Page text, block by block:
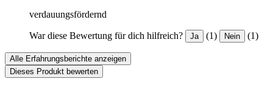
verdauungsfördernd
War diese Bewertung für dich hilfreich? Ja (1) Nein (1)
Alle Erfahrungsberichte anzeigen
Dieses Produkt bewerten